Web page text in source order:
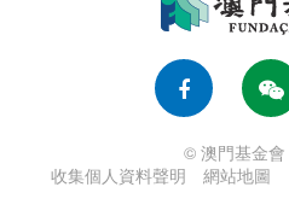
© 澳門基金
收集個人資料聲明
網站地圖